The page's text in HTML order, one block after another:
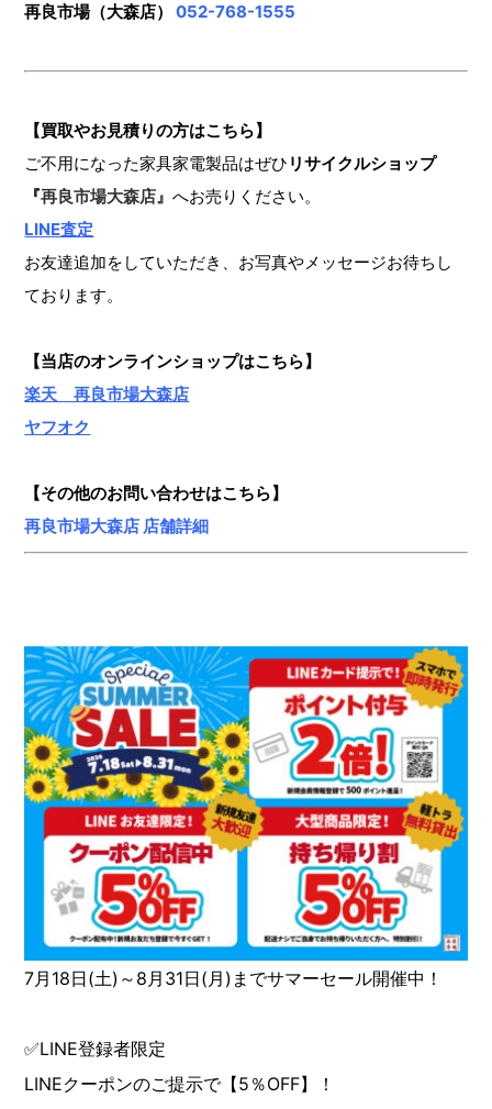
再良市場（大森店）052-768-1555
【買取やお見積りの方はこちら】
ご不用になった家具家電製品はぜひ リサイクルショップ
『再良市場大森店』へお売りください。
LINE査定
お友達追加をしていただき、お写真やメッセージお待ちし
ております。
【当店のオンラインショップはこちら】
楽天 再良市場大森店
ヤフオク
【その他のお問い合わせはこちら】
再良市場大森店 店舗詳細
7月18日(土)～8月31日(月)までサマーセール開催中！
✅LINE登録者限定
LINEクーポンのご提示で【5％OFF】！